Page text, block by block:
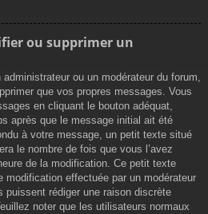
ou supprimer un
ou un modérateur du forum,
que vos propres messages. Vous
en cliquant le bouton adéquat,
après que le message initial ait été
à votre message, un petit texte situé
le nombre de fois que vous l’avez
de la modification. Ce petit texte
modification effectuée par un modérateur
puissent rédiger une raison discrète
noter que les utilisateurs normaux